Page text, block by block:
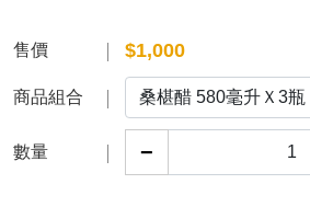
售價 $1,000
商品組合
數量 −